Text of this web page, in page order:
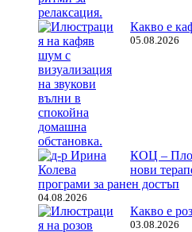
Какво е
05.08.2026
КОЦ –
нови
програми за ранен достъп
04.08.2026
Какво е
03.08.2026